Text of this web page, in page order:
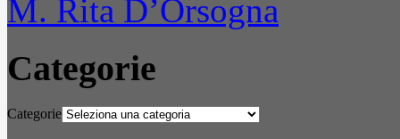
M. Rita D’Orsogna
Categorie
Categorie